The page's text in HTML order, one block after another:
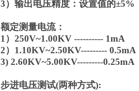
3）输出电压精度：设置值的±5%
额定测量电流：
1）250V~1.00KV ---------- 1mA
2）1.10KV~2.50KV--------- 0.5mA
3) 2.60KV~5.00KV---------0.25mA
步进电压测试(两种方式):